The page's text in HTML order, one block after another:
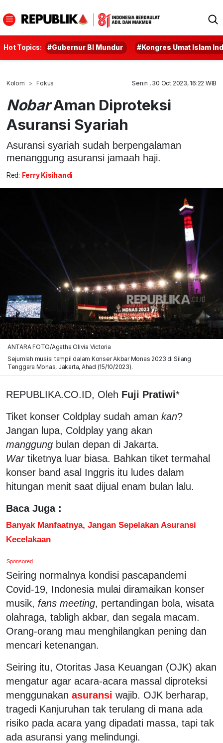
Hot Topics: #Gubernur BI Mundur #Kongres Umat Islam
Kolom Fokus Senin , 30 Oct 2023, 16:22 WIB
NobarAman Diproteksi
Asuransi Syariah
Asuransi syariah sudah berpengalaman
menanggung asuransi jamaah haji.
Red: Ferry Kisihandi
ANTARA FOTO/Agatha Olivia Victoria
Sejumlah musisi tampil dalam Konser Akbar Monas 2023 di Silang
Tenggara Monas, Jakarta, Ahad (15/10/2023).
REPUBLIKA.CO.ID, Oleh Fuji Pratiwi*
Tiket konser Coldplay sudah aman kan?
Jangan lupa, Coldplay yang akan
manggung bulan depan di Jakarta.
War tiketnya luar biasa. Bahkan tiket termahal
konser band asal Inggris itu ludes dalam
hitungan menit saat dijual enam bulan lalu.
Baca Juga :
Banyak Manfaatnya, Jangan Sepelakan Asuransi
Kecelakaan
Sponsored
Seiring normalnya kondisi pascapandemi
Covid-19, Indonesia mulai diramaikan konser
musik, fans meeting, pertandingan bola, wisata
olahraga, tabligh akbar, dan segala macam.
Orang-orang mau menghilangkan pening dan
mencari ketenangan.
Seiring itu, Otoritas Jasa Keuangan (OJK) akan
mengatur agar acara-acara massal diproteksi
menggunakan asuransi wajib. OJK berharap,
tragedi Kanjuruhan tak terulang di mana ada
risiko pada acara yang dipadati massa, tapi tak
ada asuransi yang melindungi.